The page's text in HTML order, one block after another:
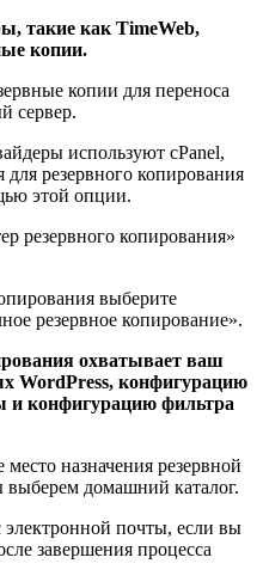
такие как TimeWeb,
копии.
копии для переноса
сервер.
используют cPanel,
резервного копирования
этой опции.
резервного копирования»
выберите
резервное копирование».
охватывает ваш
WordPress, конфигурацию
и конфигурацию фильтра
назначения резервной
домашний каталог.
электронной почты, если вы
завершения процесса